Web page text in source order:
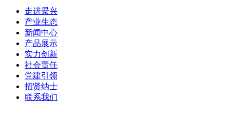
走进景兴
产业生态
新闻中心
产品展示
实力创新
社会责任
党建引领
招贤纳士
联系我们